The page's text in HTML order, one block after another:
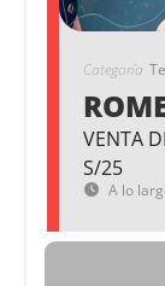
Categoría
VENTA
S/25
A lo